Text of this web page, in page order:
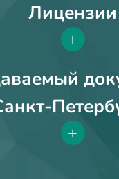
Лицензии
+
+